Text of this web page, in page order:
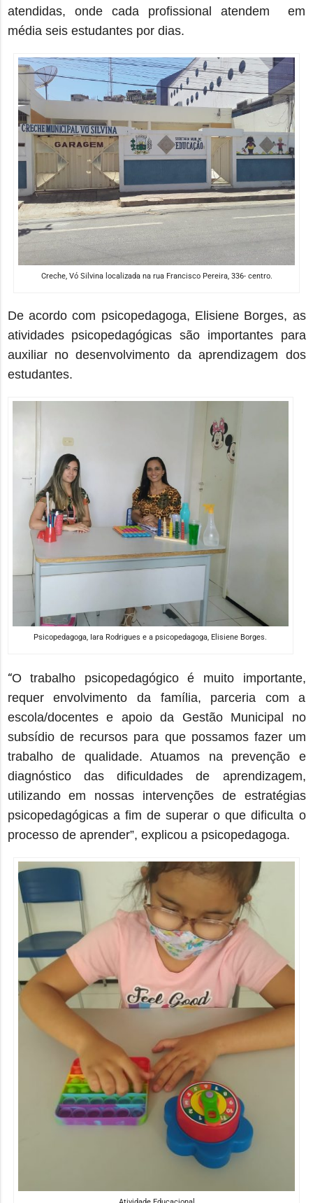
atendidas, onde cada profissional atendem em
média seis estudantes por dias.
Creche, Vó Silvina localizada na rua Francisco Pereira, 336- centro.
De acordo com psicopedagoga, Elisiene Borges, as
atividades psicopedagógicas são importantes para
auxiliar no desenvolvimento da aprendizagem dos
estudantes.
Psicopedagoga, Iara Rodrigues e a psicopedagoga, Elisiene Borges.
“O trabalho psicopedagógico é muito importante,
requer envolvimento da família, parceria com a
escola/docentes e apoio da Gestão Municipal no
subsídio de recursos para que possamos fazer um
trabalho de qualidade. Atuamos na prevenção e
diagnóstico das dificuldades de aprendizagem,
utilizando em nossas intervenções de estratégias
psicopedagógicas a fim de superar o que dificulta o
processo de aprender”, explicou a psicopedagoga.